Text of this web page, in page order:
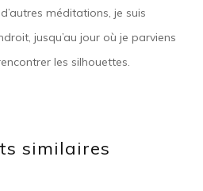
méditations, je suis
jusqu’au jour où je parviens
les silhouettes.
similaires